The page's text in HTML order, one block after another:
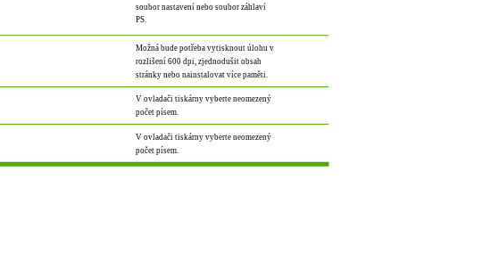
soubor nastavení nebo soubor záhlaví
PS.
Možná bude potřeba vytisknout úlohu v
rozlišení 600 dpi, zjednodušit obsah
stránky nebo nainstalovat více paměti.
V ovladači tiskárny vyberte neomezený
počet písem.
V ovladači tiskárny vyberte neomezený
počet písem.